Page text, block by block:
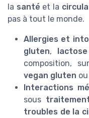
la santé et la
pas à tout le monde.
Allergies et
gluten, lactose
composition,
vegan gluten
Interactions
sous
troubles de la